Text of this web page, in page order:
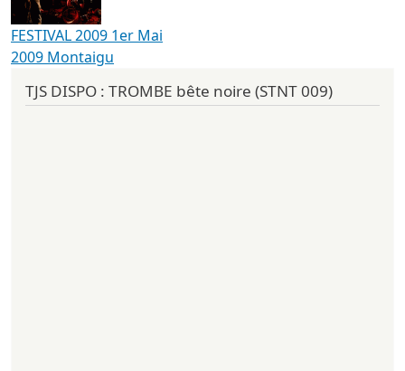
FESTIVAL 2009 1er Mai
2009 Montaigu
TJS DISPO : TROMBE bête noire (STNT 009)